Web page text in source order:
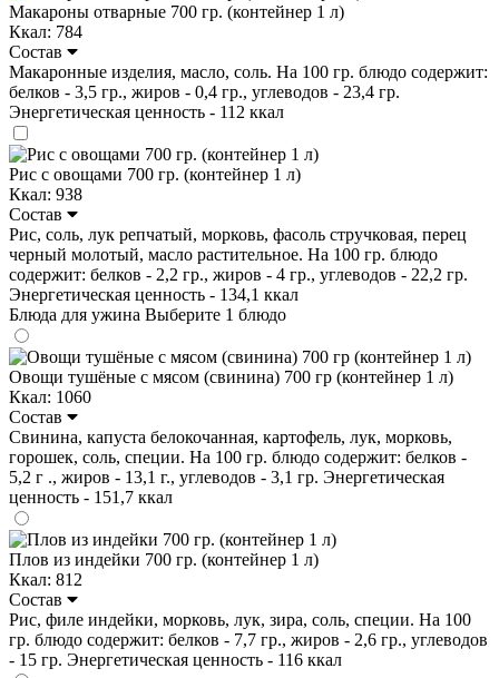
Макароны отварные 700 гр. (контейнер 1 л)
Ккал: 784
Состав
Макаронные изделия, масло, соль. На 100 гр. блюдо содержит:
белков - 3,5 гр., жиров - 0,4 гр., углеводов - 23,4 гр.
Энергетическая ценность - 112 ккал
Рис с овощами 700 гр. (контейнер 1 л)
Ккал: 938
Состав
Рис, соль, лук репчатый, морковь, фасоль стручковая, перец
черный молотый, масло растительное. На 100 гр. блюдо
содержит: белков - 2,2 гр., жиров - 4 гр., углеводов - 22,2 гр.
Энергетическая ценность - 134,1 ккал
Блюда для ужина Выберите 1 блюдо
Овощи тушёные с мясом (свинина) 700 гр (контейнер 1 л)
Ккал: 1060
Состав
Свинина, капуста белокочанная, картофель, лук, морковь,
горошек, соль, специи. На 100 гр. блюдо содержит: белков -
5,2 г ., жиров - 13,1 г., углеводов - 3,1 гр. Энергетическая
ценность - 151,7 ккал
Плов из индейки 700 гр. (контейнер 1 л)
Ккал: 812
Состав
Рис, филе индейки, морковь, лук, зира, соль, специи. На 100
гр. блюдо содержит: белков - 7,7 гр., жиров - 2,6 гр., углеводов
- 15 гр. Энергетическая ценность - 116 ккал